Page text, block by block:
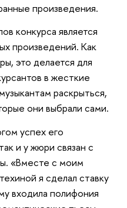
произведения.
конкурса является
произведений. Как
это делается для
в жесткие
раскрыться,
они выбрали сами.
успех его
и у жюри связан с
«Вместе с моим
я сделал ставку
входила полифония